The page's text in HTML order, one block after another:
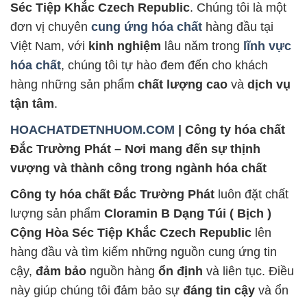
Séc Tiệp Khắc Czech Republic. Chúng tôi là một
đơn vị chuyên cung ứng hóa chất hàng đầu tại
Việt Nam, với kinh nghiệm lâu năm trong lĩnh vực
hóa chất, chúng tôi tự hào đem đến cho khách
hàng những sản phẩm chất lượng cao và dịch vụ
tận tâm.
HOACHATDETNHUOM.COM | Công ty hóa chất
Đắc Trường Phát – Nơi mang đến sự thịnh
vượng và thành công trong ngành hóa chất
Công ty hóa chất Đắc Trường Phát luôn đặt chất
lượng sản phẩm Cloramin B Dạng Túi ( Bịch )
Cộng Hòa Séc Tiệp Khắc Czech Republic lên
hàng đầu và tìm kiếm những nguồn cung ứng tin
cậy, đảm bảo nguồn hàng ổn định và liên tục. Điều
này giúp chúng tôi đảm bảo sự đáng tin cậy và ổn